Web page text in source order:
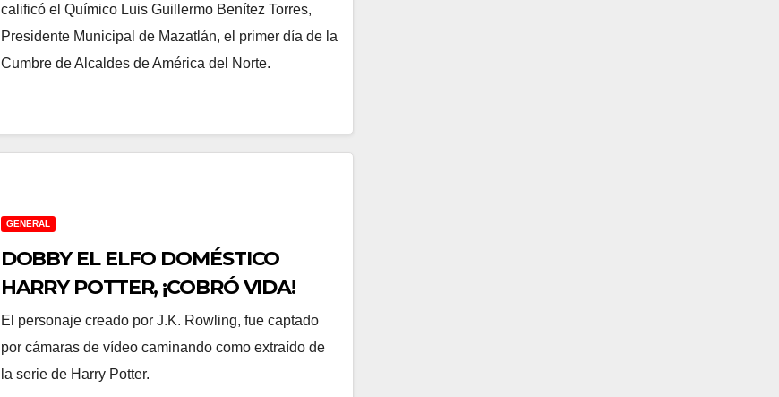
calificó el Químico Luis Guillermo Benítez Torres,
Presidente Municipal de Mazatlán, el primer día de la
Cumbre de Alcaldes de América del Norte.
GENERAL
DOBBY EL ELFO DOMÉSTICO
HARRY POTTER, ¡COBRÓ VIDA!
El personaje creado por J.K. Rowling, fue captado
por cámaras de vídeo caminando como extraído de
la serie de Harry Potter.